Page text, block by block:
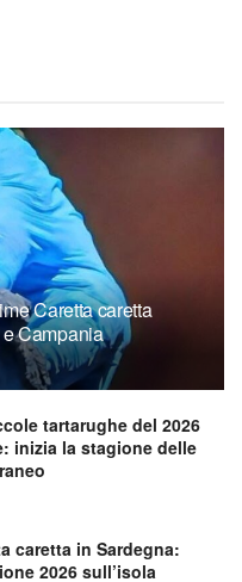
Caretta caretta
Campania
tartarughe del 2026
inizia la stagione delle
caretta in Sardegna:
2026 sull’isola